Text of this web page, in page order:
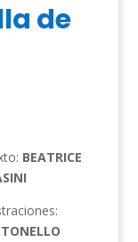
de
BEATRICE